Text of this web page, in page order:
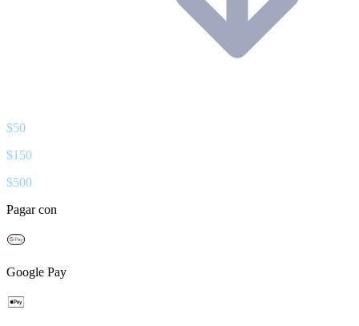
$50
$150
$500
Pagar con
Google Pay